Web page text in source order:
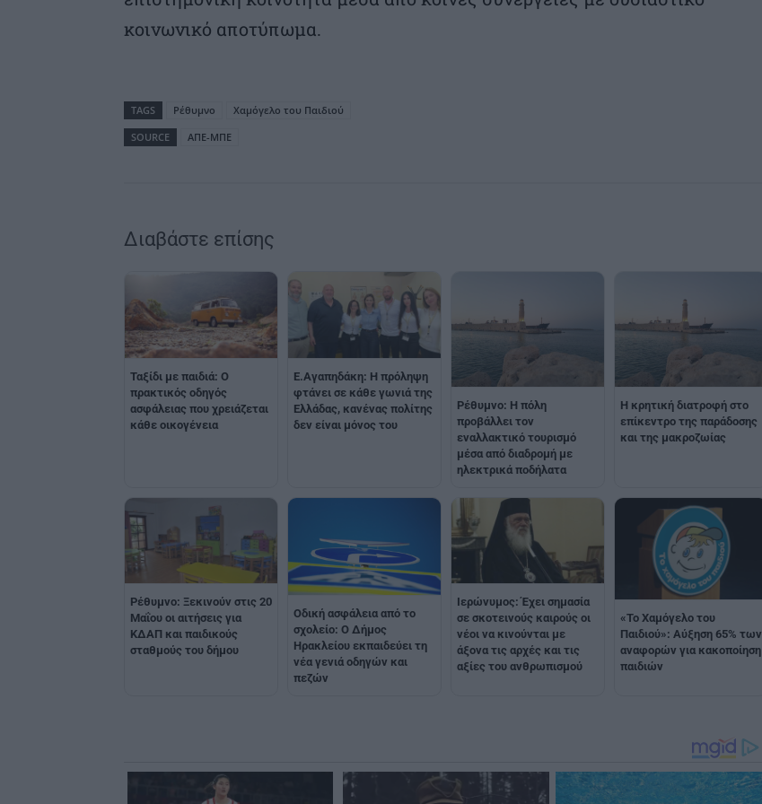
κοινωνικό αποτύπωμα.
TAGS Ρέθυμνο
Χαμόγελο του Παιδιού
SOURCE
ΑΠΕ-ΜΠΕ
Διαβάστε επίσης
Ταξίδι με παιδιά: Ο
πρακτικός οδηγός
ασφάλειας που χρειάζεται
κάθε οικογένεια
E.Αγαπηδάκη: Η πρόληψη
φτάνει σε κάθε γωνιά της
Ελλάδας, κανένας πολίτης
δεν είναι μόνος του
Ρέθυμνο: Η πόλη
προβάλλει τον
εναλλακτικό τουρισμό
μέσα από διαδρομή με
ηλεκτρικά ποδήλατα
Η κρητική διατροφή στο
επίκεντρο της παράδοσης
και της μακροζωίας
Ρέθυμνο: Ξεκινούν στις 20
Μαΐου οι αιτήσεις για
ΚΔΑΠ και παιδικούς
σταθμούς του δήμου
Οδική ασφάλεια από το
σχολείο: Ο Δήμος
Ηρακλείου εκπαιδεύει τη
νέα γενιά οδηγών και
πεζών
Ιερώνυμος: Έχει σημασία
σε σκοτεινούς καιρούς οι
νέοι να κινούνται με
άξονα τις αρχές και τις
αξίες του ανθρωπισμού
«Το Χαμόγελο του
Παιδιού»: Αύξηση 65% των
αναφορών για κακοποίηση
παιδιών